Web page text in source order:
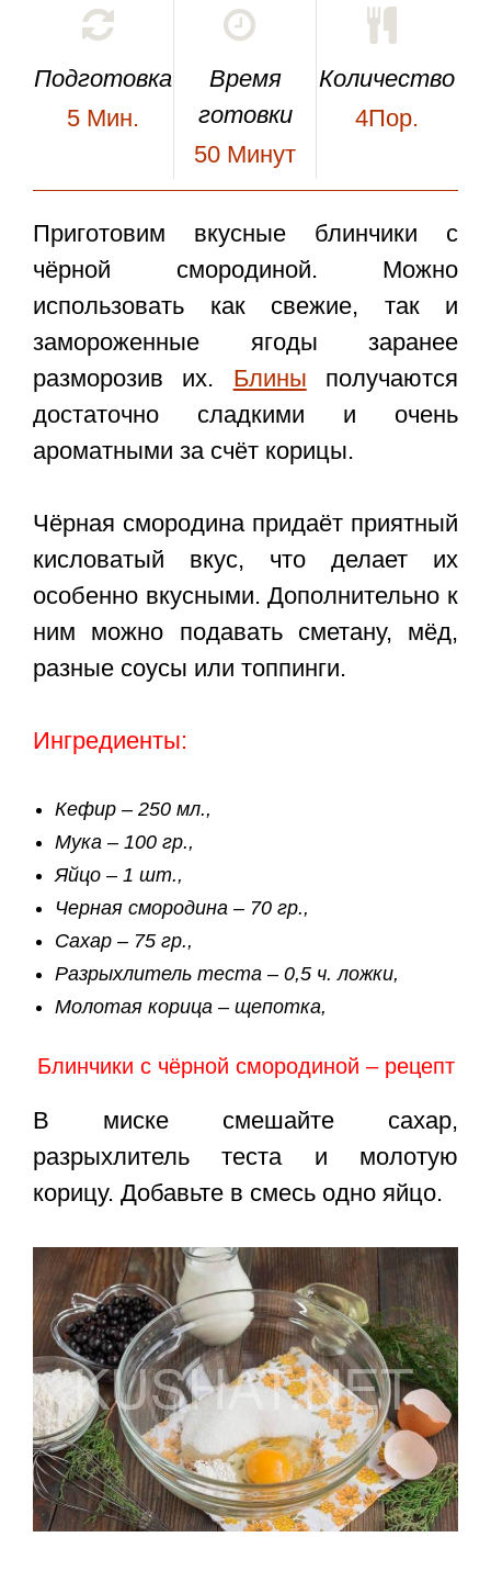
Подготовка
5 Мин.
Время
готовки
50 Минут
Количество
4Пор.
Приготовим вкусные блинчики с
чёрной смородиной. Можно
использовать как свежие, так и
замороженные ягоды заранее
разморозив их. Блины получаются
достаточно сладкими и очень
ароматными за счёт корицы.
Чёрная смородина придаёт приятный
кисловатый вкус, что делает их
особенно вкусными. Дополнительно к
ним можно подавать сметану, мёд,
разные соусы или топпинги.
Ингредиенты:
Кефир – 250 мл.,
Мука – 100 гр.,
Яйцо – 1 шт.,
Черная смородина – 70 гр.,
Сахар – 75 гр.,
Разрыхлитель теста – 0,5 ч. ложки,
Молотая корица – щепотка,
Блинчики с чёрной смородиной – рецепт
В миске смешайте сахар,
разрыхлитель теста и молотую
корицу. Добавьте в смесь одно яйцо.